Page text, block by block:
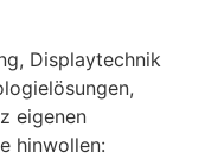
Displaytechnik
eigenen
hinwollen: